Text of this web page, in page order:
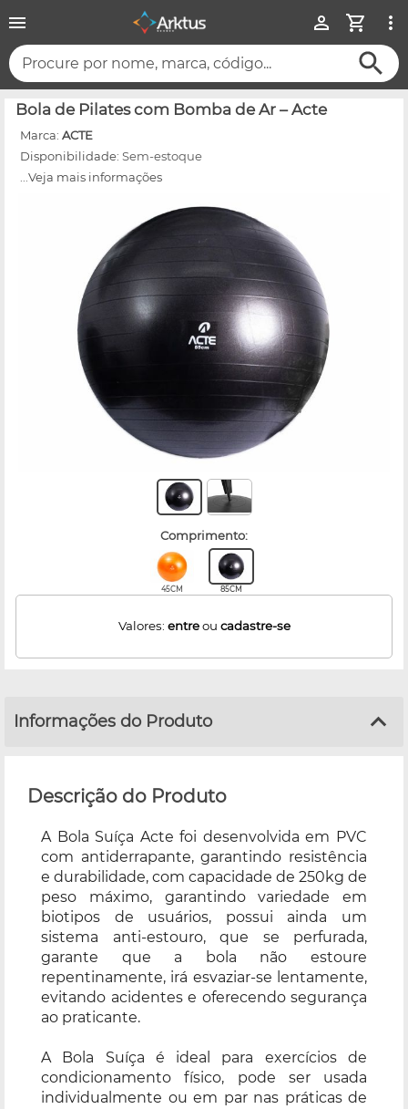
Procure por nome, marca, código...
Bola de Pilates com Bomba de Ar – Acte
Marca: ACTE
Disponibilidade: Sem-estoque
...Veja mais informações
comprimento:
45CM 85CM
Valores: entreou cadastre-se
Informações do Produto
Descrição do Produto
A Bola Suíça Acte foi desenvolvida em PVC
com antiderrapante, garantindo resistência
e durabilidade, com capacidade de 250kg de
peso máximo, garantindo variedade em
biotipos de usuários, possui ainda um
sistema anti-estouro, que se perfurada,
garante que a bola não estoure
repentinamente, irá esvaziar-se lentamente,
evitando acidentes e oferecendo segurança
ao praticante.
A Bola Suíça é ideal para exercícios de
condicionamento físico, pode ser usada
individualmente ou em par nas práticas de